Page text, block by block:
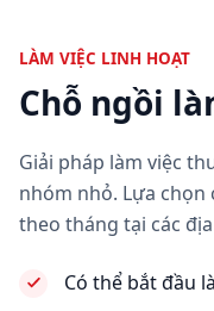
LÀM VIỆC LINH HOẠT
Chỗ ngồi
Giải pháp làm việc
nhóm nhỏ. Lựa
theo tháng tại các
Có thể bắt đầu